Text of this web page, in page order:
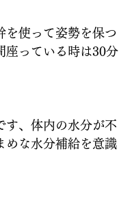
を使って姿勢を保つ
座っている時は30分
す、体内の水分が不
めな水分補給を意識